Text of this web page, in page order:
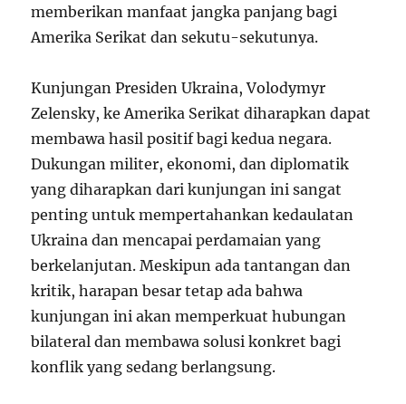
memberikan manfaat jangka panjang bagi
Amerika Serikat dan sekutu-sekutunya.
Kunjungan Presiden Ukraina, Volodymyr
Zelensky, ke Amerika Serikat diharapkan dapat
membawa hasil positif bagi kedua negara.
Dukungan militer, ekonomi, dan diplomatik
yang diharapkan dari kunjungan ini sangat
penting untuk mempertahankan kedaulatan
Ukraina dan mencapai perdamaian yang
berkelanjutan. Meskipun ada tantangan dan
kritik, harapan besar tetap ada bahwa
kunjungan ini akan memperkuat hubungan
bilateral dan membawa solusi konkret bagi
konflik yang sedang berlangsung.